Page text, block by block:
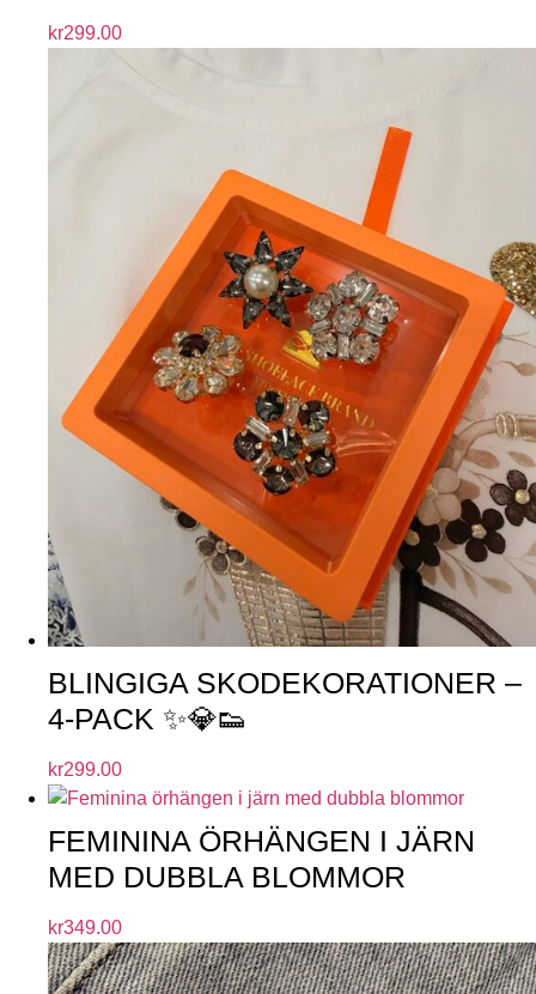
kr299.00
BLINGIGA SKODEKORATIONER –
4-PACK ✨💎👟
kr299.00
FEMININA ÖRHÄNGEN I JÄRN
MED DUBBLA BLOMMOR
kr349.00